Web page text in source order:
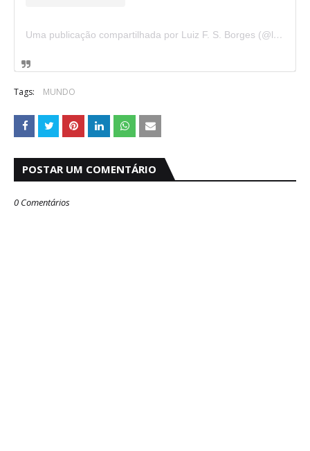
Uma publicação compartilhada por Luiz F. S. Borges (@luizfsborges_)
Tags: MUNDO
POSTAR UM COMENTÁRIO
0 Comentários